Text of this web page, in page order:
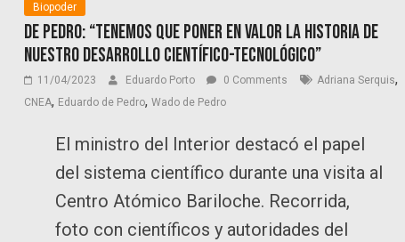
Biopoder
De Pedro: “Tenemos que poner en valor la historia de
nuestro desarrollo científico-tecnológico”
11/04/2023 Eduardo Porto 0 Comments Adriana Serquis,
CNEA, Eduardo de Pedro, Wado de Pedro
El ministro del Interior destacó el papel
del sistema científico durante una visita al
Centro Atómico Bariloche. Recorrida,
foto con científicos y autoridades del